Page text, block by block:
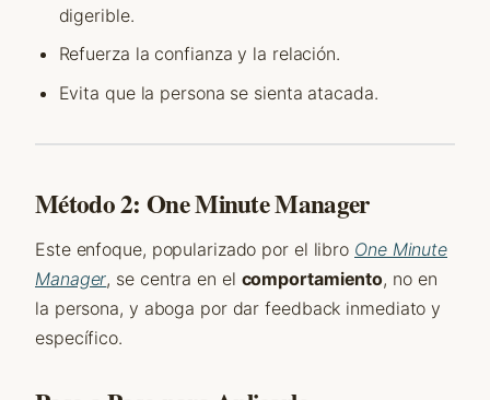
digerible.
Refuerza la confianza y la relación.
Evita que la persona se sienta atacada.
Método 2: One Minute Manager
Este enfoque, popularizado por el libro One Minute
Manager, se centra en el comportamiento, no en
la persona, y aboga por dar feedback inmediato y
específico.